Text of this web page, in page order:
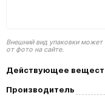
Внешний вид упаковки может
от фото на сайте.
Действующее
Производитель